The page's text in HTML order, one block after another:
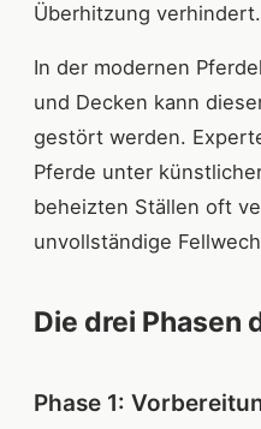
Überhitzung verhindert.
In der modernen
und Decken kann
gestört werden.
Pferde unter
beheizten Ställen oft
unvollständige
Die drei Phasen
Phase 1: